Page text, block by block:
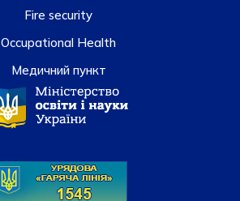
Fire security
Occupational Health
Медичний пункт